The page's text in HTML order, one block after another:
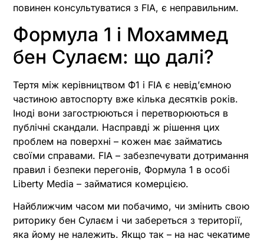
повинен консультуватися з FIA, є неправильним.
Формула 1 і Мохаммед
бен Сулаєм: що далі?
Тертя між керівництвом Ф1 і FIA є невід’ємною
частиною автоспорту вже кілька десятків років.
Іноді вони загострюються і перетворюються в
публічні скандали. Насправді ж рішення цих
проблем на поверхні – кожен має займатись
своїми справами. FIA – забезпечувати дотримання
правил і безпеки перегонів, Формула 1 в особі
Liberty Media – займатися комерцією.
Найближчим часом ми побачимо, чи змінить свою
риторику бен Сулаєм і чи забереться з території,
яка йому не належить. Якщо так – на нас чекатиме